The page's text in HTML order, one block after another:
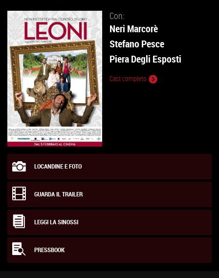
Con:
Neri Marcorè
Stefano Pesce
Piera Degli Esposti
Cast completo
LOCANDINE E FOTO
GUARDA IL TRAILER
LEGGI LA SINOSSI
PRESSBOOK